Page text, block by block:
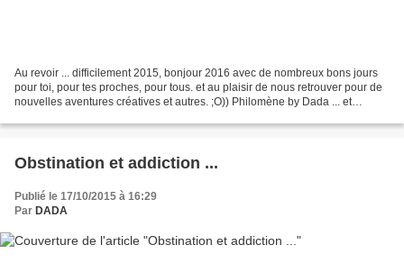
Au revoir ... difficilement 2015, bonjour 2016 avec de nombreux bons jours
pour toi, pour tes proches, pour tous. et au plaisir de nous retrouver pour de
nouvelles aventures créatives et autres. ;O)) Philomène by Dada ... et
Obstination et addiction ...
Publié le 17/10/2015 à 16:29
Par DADA